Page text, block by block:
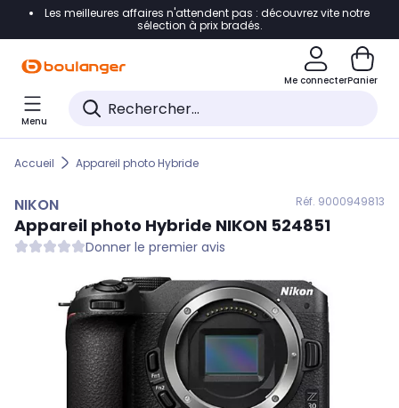
Accéder directement à la navigation
Accéder directement au pied de page
Accéder directement au chatbot
Les meilleures affaires n'attendent pas : découvrez vite notre
sélection à prix bradés.
Me connecterPanier
Menu
Accueil Appareil photo Hybride
NIKON Réf. 9000949813
Appareil photo Hybride NIKON 524851
Donner le premier avis